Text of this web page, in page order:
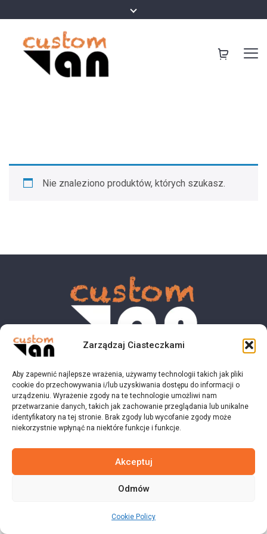
Zarządzaj Ciasteczkami
Aby zapewnić najlepsze wrażenia, używamy technologii takich jak pliki
cookie do przechowywania i/lub uzyskiwania dostępu do informacji o
urządzeniu. Wyrażenie zgody na te technologie umożliwi nam
przetwarzanie danych, takich jak zachowanie przeglądania lub unikalne
identyfikatory na tej stronie. Brak zgody lub wycofanie zgody może
niekorzystnie wpłynąć na niektóre funkcje i funkcje.
Akceptuj
Odmów
Cookie Policy
Nie znaleziono produktów, których szukasz.
© 2023 customvan.pl - Wszystkie prawa zastrzeżone.